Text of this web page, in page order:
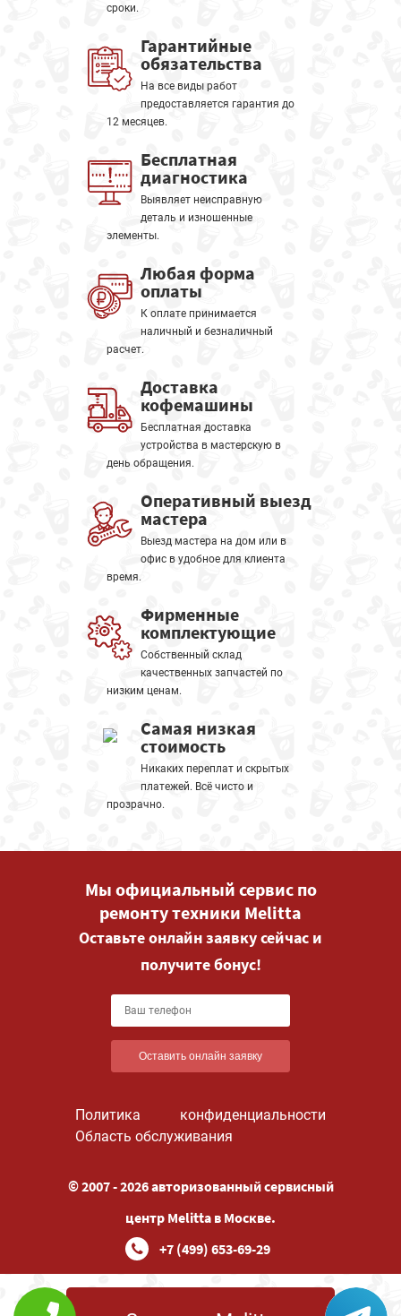
сроки.
Гарантийные
обязательства
На все виды работ
предоставляется гарантия до
12 месяцев.
Бесплатная
диагностика
Выявляет неисправную
деталь и изношенные
элементы.
Любая форма
оплаты
К оплате принимается
наличный и безналичный
расчет.
Доставка
кофемашины
Бесплатная доставка
устройства в мастерскую в
день обращения.
Оперативный выезд
мастера
Выезд мастера на дом или в
офис в удобное для клиента
время.
Фирменные
комплектующие
Собственный склад
качественных запчастей по
низким ценам.
Самая низкая
стоимость
Никаких переплат и скрытых
платежей. Всё чисто и
прозрачно.
Мы официальный сервис по
ремонту техники Melitta
Оставьте онлайн заявку сейчас и
получите бонус!
Оставить онлайн заявку
Политика конфиденциальности
Область обслуживания
© 2007 - 2026 авторизованный сервисный
центр Melitta в Москве.
+7 (499) 653-69-29